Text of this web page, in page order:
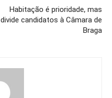
Habitação é prioridade, mas
divide candidatos à Câmara de
Braga